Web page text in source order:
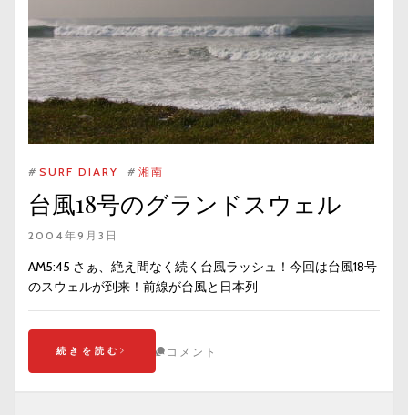
# SURF DIARY # 湘南
台風18号のグランドスウェル
2004年9月3日
AM5:45 さぁ、絶え間なく続く台風ラッシュ！今回は台風18号
のスウェルが到来！前線が台風と日本列
続きを読む コメント